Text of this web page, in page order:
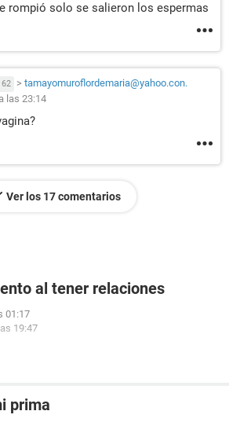
rompió solo se salieron los espermas
62 > tamayomuroflordemaria@yahoo.con.
las 23:14
Ver los 17 comentarios
al tener relaciones
01:17
19:47
prima